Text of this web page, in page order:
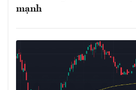
mạnh